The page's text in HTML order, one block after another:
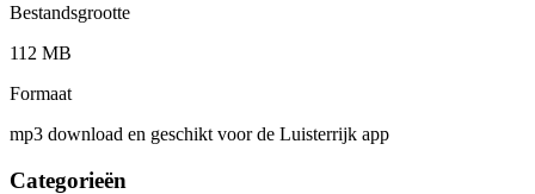
Bestandsgrootte
112 MB
Formaat
mp3 download en geschikt voor de Luisterrijk app
Categorieën